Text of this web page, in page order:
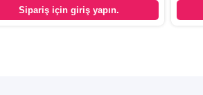
Sipariş için giriş yapın.